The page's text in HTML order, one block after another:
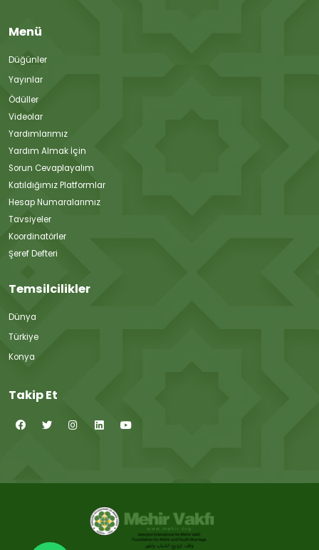
Menü
Düğünler
Yayınlar
Ödüller
Videolar
Yardımlarımız
Yardım Almak İçin
Sorun Cevaplayalım
Katıldığımız Platformlar
Hesap Numaralarımız
Tavsiyeler
Koordinatörler
Şeref Defteri
Temsilcilikler
Dünya
Türkiye
Konya
Takip Et